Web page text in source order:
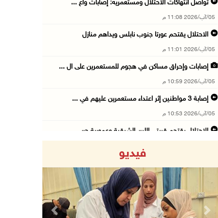
تواصل انتهاكات الاحتلال ومستعمريه: إصابات واع ...
05/آب/2026 11:08 م
الاحتلال يقتحم عورتا جنوب نابلس ويداهم منازل
05/آب/2026 11:01 م
إصابات وإحراق مساكن في هجوم للمستعمرين على ال ...
05/آب/2026 10:59 م
إصابة 3 مواطنين إثر اعتداء مستعمرين عليهم في ...
05/آب/2026 10:53 م
الاحتلال يقتحم قريتي اللبن الشرقية وعمورية جن ...
مستعمرون يقتحمون بيت فجار جنوب بيت لحم
05/آب/2026 10:19 م
فيديو
Previous Next